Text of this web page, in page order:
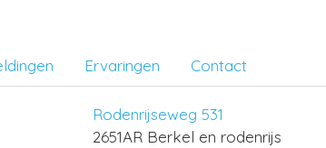
Ervaringen Contact
Rodenrijseweg 531
2651AR Berkel en rodenrijs